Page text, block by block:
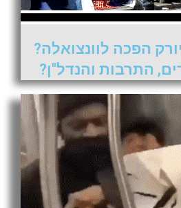
הפכה לוונצואלה?
התרבות והנדל"ן?